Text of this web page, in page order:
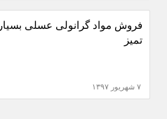
فروش مواد گرانولی عسلی بسیار
تمیز
۷ شهریور ۱۳۹۷